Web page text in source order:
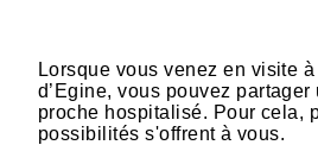
Lorsque vous venez en visite à
d’Egine, vous pouvez
proche hospitalisé. Pour cela,
possibilités s'offrent à vous.